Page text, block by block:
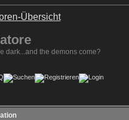
dark...and the demons come?